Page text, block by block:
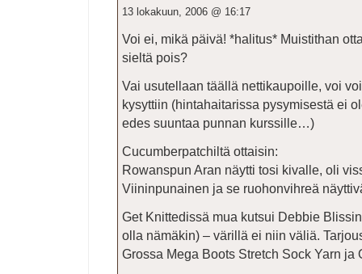
13 lokakuun, 2006 @ 16:17
Voi ei, mikä päivä! *halitus* Muistithan
sieltä pois?
Vai usutellaan täällä nettikaupoille, voi
kysyttiin (hintahaitarissa pysymisestä ei
edes suuntaa punnan kurssille…)
Cucumberpatchiltä ottaisin:
Rowanspun Aran näytti tosi kivalle, oli
Viininpunainen ja se ruohonvihreä
Get Knittedissä mua kutsui Debbie
olla nämäkin) – värillä ei niin väliä.
Grossa Mega Boots Stretch Sock Yarn ja